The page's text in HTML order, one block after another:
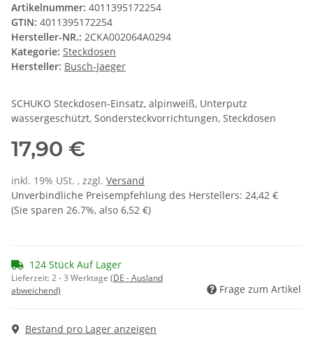
Artikelnummer: 4011395172254
GTIN: 4011395172254
Hersteller-NR.: 2CKA002064A0294
Kategorie: Steckdosen
Hersteller: Busch-Jaeger
SCHUKO Steckdosen-Einsatz, alpinweiß, Unterputz
wassergeschützt, Sondersteckvorrichtungen, Steckdosen
17,90 €
inkl. 19% USt. , zzgl. Versand
Unverbindliche Preisempfehlung des Herstellers: 24,42 €
(Sie sparen 26.7%, also 6,52 €)
124 Stück Auf Lager
Lieferzeit:2 - 3 Werktage (DE - Ausland
abweichend)
Frage zum Artikel
Bestand pro Lager anzeigen